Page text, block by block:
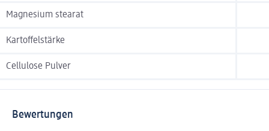
Magnesium stearat
Kartoffelstärke
Cellulose Pulver
Bewertungen